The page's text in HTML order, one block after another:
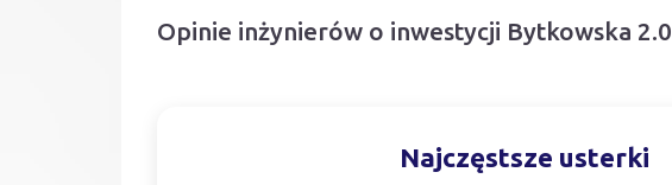
Opinie inżynierów o inwestycji Bytkowska 2.0
Najczęstsze usterki